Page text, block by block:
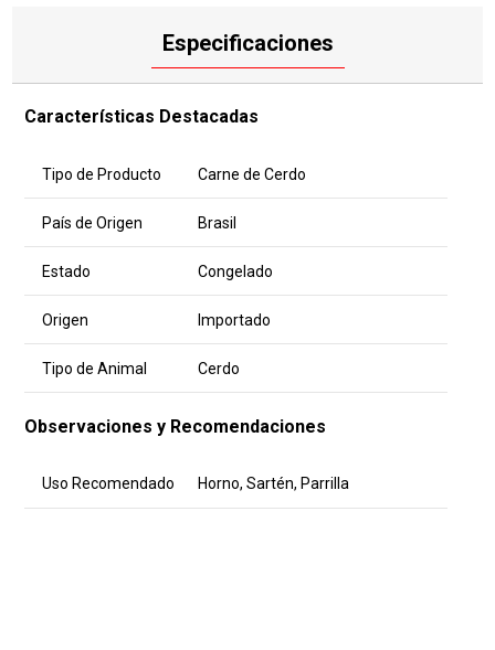
Especificaciones
Características Destacadas
Tipo de Producto Carne de Cerdo
País de Origen Brasil
Estado Congelado
Origen Importado
Tipo de Animal Cerdo
Observaciones y Recomendaciones
Uso Recomendado Horno, Sartén, Parrilla